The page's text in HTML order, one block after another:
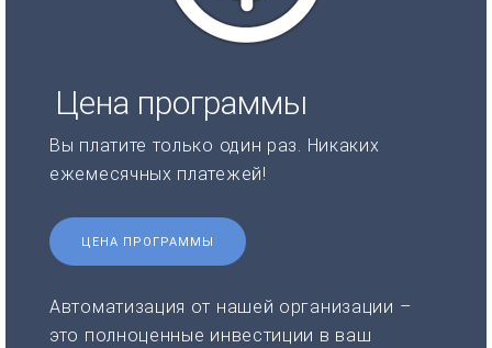
Цена программы
Вы платите только один раз. Никаких
ежемесячных платежей!
ЦЕНА ПРОГРАММЫ
Автоматизация от нашей организации –
это полноценные инвестиции в ваш